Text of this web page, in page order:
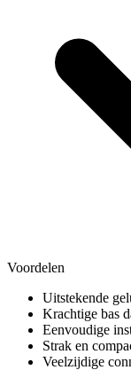
Voordelen
Uitstekende
Krachtige bas
Eenvoudige
Strak en
Veelzijdige